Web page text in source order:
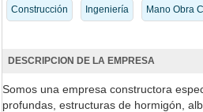
Construcción Ingeniería Mano Obra
DESCRIPCION DE LA EMPRESA
Somos una empresa constructora
profundas, estructuras de hormigón,